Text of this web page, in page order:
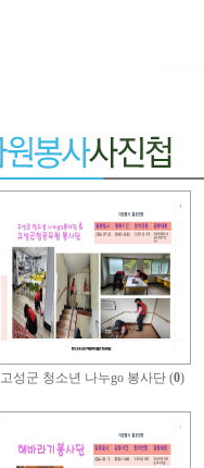
고성군 청소년 나누go 봉사단 (0)